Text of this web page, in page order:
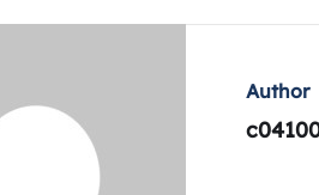
Author